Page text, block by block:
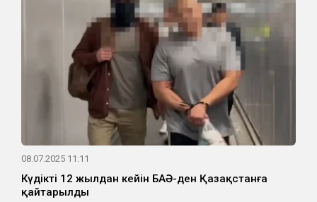
08.07.2025 11:11
Күдікті 12 жылдан кейін БАӘ-ден Қазақстанға
қайтарылды